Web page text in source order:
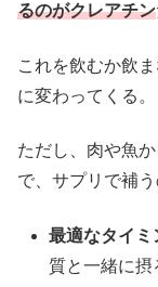
るのがクレアチン
これを飲むか飲
に変わってくる。
ただし、肉や魚
で、サプリで補う
最適なタイミ
質と一緒に摂